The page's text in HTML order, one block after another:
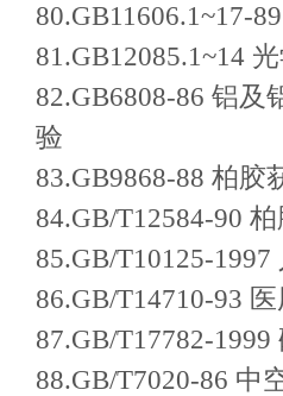
80.GB11606.1~17-
81.GB12085.1~14
82.GB6808-86 铝
验
83.GB9868-88 柏
84.GB/T12584-90
85.GB/T10125-
86.GB/T14710-93
87.GB/T17782-
88.GB/T7020-86 中